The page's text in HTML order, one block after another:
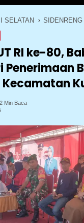
SELATAN
RI ke-80,
Penerimaan
2 Min Baca